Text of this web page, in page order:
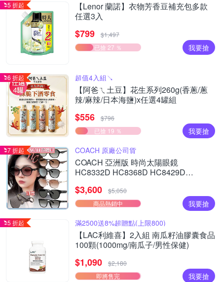
5 折起
【Lenor 蘭諾】衣物芳香豆補充包多款
任選3入
$799
$1,497
已搶 27 ％
我要搶
6 折起 超值4入組↘︎
【阿爸ㄟ土豆】花生系列260g(香蔥/蔥
辣/麻辣/日本海鹽)x任選4罐組
$556
$796
已搶 19 ％
我要搶
7 折起 COACH 原廠公司貨
COACH 亞洲版 時尚太陽眼鏡
HC8332D HC8368D HC8429D
(加贈掛式眼鏡袋)
$3,600
$5,050
商品熱銷中
我要搶
5 折起 滿2500送8%超贈點(上限800)
【LAC利維喜】2入組 南瓜籽油膠囊食品
100顆(1000mg/南瓜子/男性保健)
$1,090
$2,180
即將售完
我要搶